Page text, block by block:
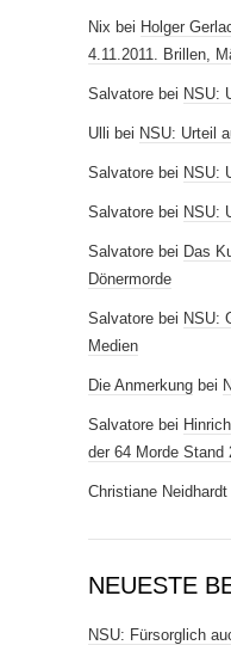
Nix bei Holger
4.11.2011. Brillen,
Salvatore bei NSU:
Ulli bei NSU: Urteil
Salvatore bei NSU:
Salvatore bei NSU:
Salvatore bei Das
Dönermorde
Salvatore bei NSU:
Medien
Die Anmerkung bei
Salvatore bei
der 64 Morde Stand
Christiane Neidhardt
NEUESTE
NSU: Fürsorglich